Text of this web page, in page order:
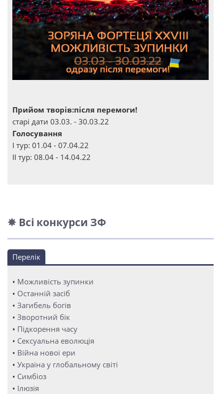
Прийом творів:після перемоги!
старі дати 03.03. - 30.03.22
Голосування
І тур: 01.04 - 07.04.22
ІІ тур: 08.04 - 14.04.22
✵ Всі конкурси ЗФ
Перелік
• Можливість зупинки
• Останній засіб
• Загибель богів
• Зворотний бік
• Підкорення часу
• Сексуальна еволюція
• Війна нової ери
• Україна у глобальному світі
• Симбіоз
• Ілюзія